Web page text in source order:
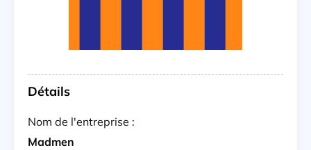
Détails
Nom de l'entreprise :
Madmen